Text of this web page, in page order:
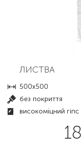
ЛИСТВА
500x500
без покриття
високоміцний